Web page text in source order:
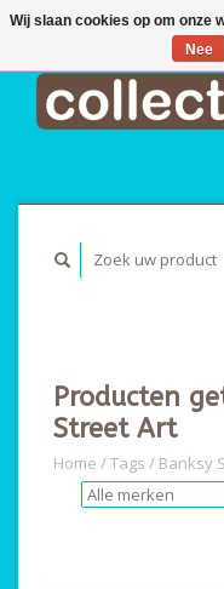
Producten
Street Art
Home /Tags / Banksy
Wij slaan cookies op om onze
Nee